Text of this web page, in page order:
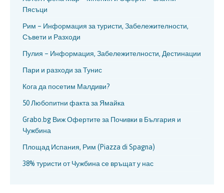
Пясъци
Рим – Информация за туристи, Забележителности,
Съвети и Разходи
Пулия – Информация, Забележителности, Дестинации
Пари и разходи за Тунис
Кога да посетим Малдиви?
50 Любопитни факта за Ямайка
Grabo.bg Виж Офертите за Почивки в България и
Чужбина
Площад Испания, Рим (Piazza di Spagna)
38% туристи от Чужбина се връщат у нас